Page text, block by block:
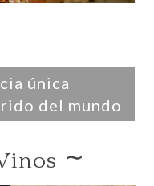
única
del mundo
∼